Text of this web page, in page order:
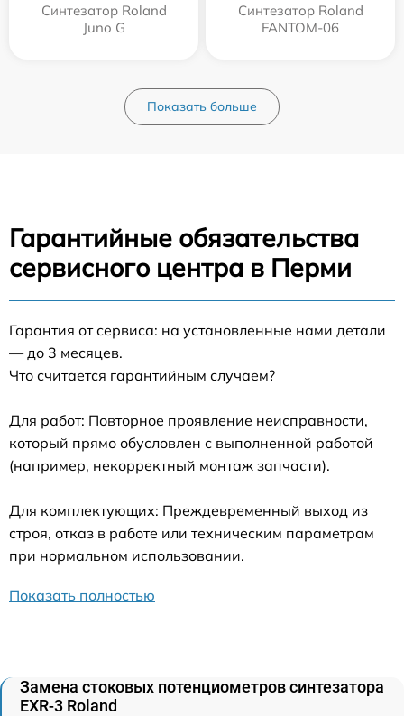
Синтезатор Roland
Juno G
Синтезатор Roland
FANTOM-06
Показать больше
Гарантийные обязательства
сервисного центра в Перми
Гарантия от сервиса: на установленные нами детали
— до 3 месяцев.
Что считается гарантийным случаем?
Для работ: Повторное проявление неисправности,
который прямо обусловлен с выполненной работой
(например, некорректный монтаж запчасти).
Для комплектующих: Преждевременный выход из
строя, отказ в работе или техническим параметрам
при нормальном использовании.
Показать полностью
Замена стоковых потенциометров синтезатора
EXR-3 Roland